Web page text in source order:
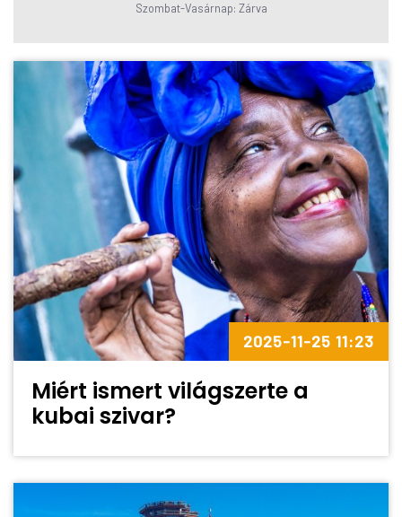
Szombat-Vasárnap: Zárva
2025-11-25 11:23
Miért ismert világszerte a
kubai szivar?